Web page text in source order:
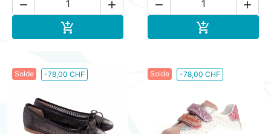
 

 

Solde -78,00 CHF Solde -78,00 CHF